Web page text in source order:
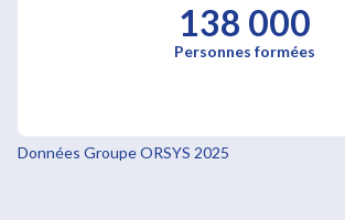
138 000
Personnes formées
Données Groupe ORSYS 2025